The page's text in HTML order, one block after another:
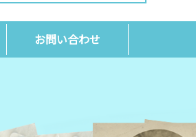
お問い合わせ